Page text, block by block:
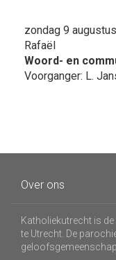
zondag 9
Rafaël
Woord- en
Voorganger: L.
Over ons
Katholiekutrecht is
te Utrecht. De